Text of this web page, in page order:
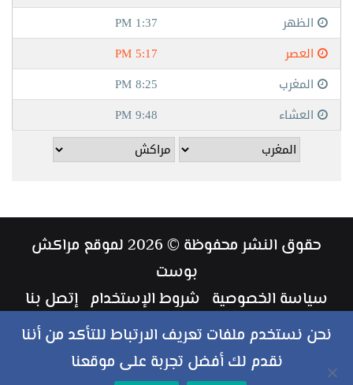
حقوق النشر محفوظة © 2026 لموقع مراكش
بوست
سياسة الخصوصية شروط الإستخدام إتصل بنا
طاقم العمل
ملخص فيسبوكتويتر يوتيوبانستقرام‏Google
نحن نستخدم ملفات تعريف الارتباط للتأكد من أننا
نقدم لك أفضل تجربة على موقعنا